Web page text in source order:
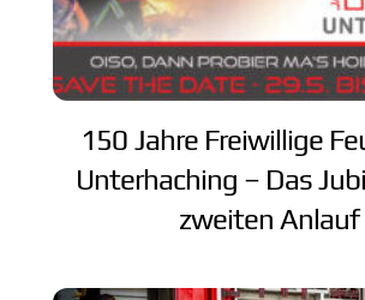
150 Jahre Freiwillige
Unterhaching – Das
zweiten Anlauf